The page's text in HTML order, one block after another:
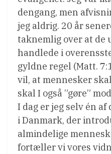
dengang, men
jeg aldrig. 20 år
taknemlig over at de
handlede i
gyldne regel (Matt.
vil, at mennesker
skal I også ”gøre”
I dag er jeg selv én af
i Danmark, der
almindelige
fortæller vi vores